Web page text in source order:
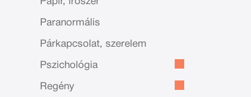
Paranormális
Párkapcsolat, szerelem
Pszichológia
Regény